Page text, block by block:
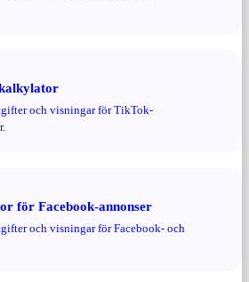
och visningar för TikTok-
för Facebook-annonser
och visningar för Facebook- och